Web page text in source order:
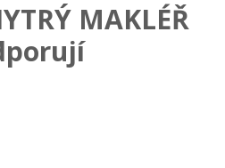
MAKLÉŘ